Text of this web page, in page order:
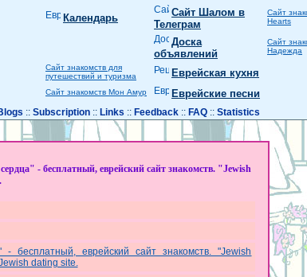
Календарь
Сайт Шалом в
Телеграм
Сайт
Hearts
Доска
объявлений
Сайт
Надежда
Сайт знакомств для
путешествий и туризма
Еврейская кухня
Сайт знакомств Мон Амур Еврейские песни
:: Subscription :: Links :: Feedback:: FAQ :: Statistics
- бесплатный, еврейский сайт знакомств. "Jewish
- бесплатный, еврейский сайт знакомств. "Jewish
dating site.